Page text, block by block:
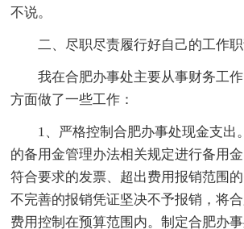
不说。
二、尽职尽责履行好自己的工作
我在合肥办事处主要从事财务工作
方面做了一些工作：
1、严格控制合肥办事处现金支出
的备用金管理办法相关规定进行备用
符合要求的发票、超出费用报销范围
不完善的报销凭证坚决不予报销，将
费用控制在预算范围内。制定合肥办